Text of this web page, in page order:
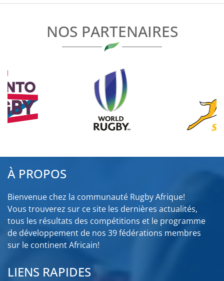
NOS PARTENAIRES
À PROPOS
Bienvenue chez la communauté Rugby Afrique!
Vous trouverez sur ce site les dernières actualités,
tous les résultats des compétitions et le programme
de développement de nos 39 fédérations membres
sur le continent Africain!
LIENS RAPIDES